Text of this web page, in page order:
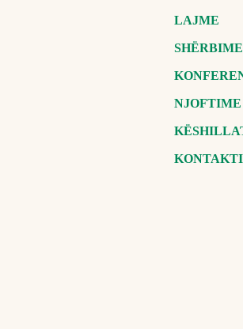
LAJME
SHËRBIME
NJOFTIME
KONTAKTI